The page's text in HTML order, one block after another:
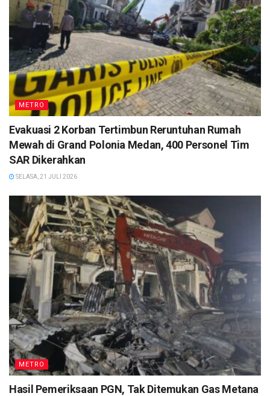
METRO
Evakuasi 2 Korban Tertimbun Reruntuhan Rumah
Mewah di Grand Polonia Medan, 400 Personel Tim
SAR Dikerahkan
SELASA, 21 JULI 2026
METRO
Hasil Pemeriksaan PGN, Tak Ditemukan Gas Metana